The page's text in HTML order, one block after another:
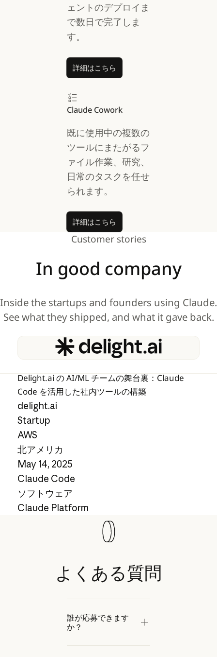
ェントのデプロイま
で数日で完了しま
す。
詳細はこちら
詳細はこちら
Claude Cowork
既に使用中の複数の
ツールにまたがるフ
ァイル作業、研究、
日常のタスクを任せ
られます。
詳細はこちら
詳細はこちら
Customer stories
In good company
Inside the startups and founders using Claude.
See what they shipped, and what it gave back.
View story
Delight.ai の AI/ML チームの舞台裏：Claude
Code を活用した社内ツールの構築
delight.ai
Startup
AWS
北アメリカ
May 14, 2025
Claude Code
ソフトウェア
Claude Platform
よくある質問
誰が応募できます
か？